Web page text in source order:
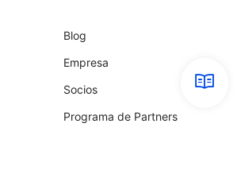
Blog
Empresa
Socios
Programa de Partners